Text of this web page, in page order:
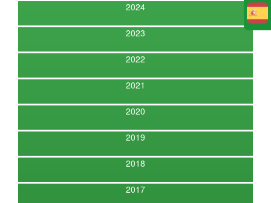
2024
2023
2022
2021
2020
2019
2018
2017